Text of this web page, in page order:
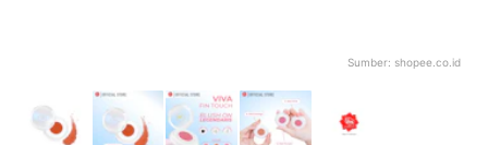
Sumber: shopee.co.id